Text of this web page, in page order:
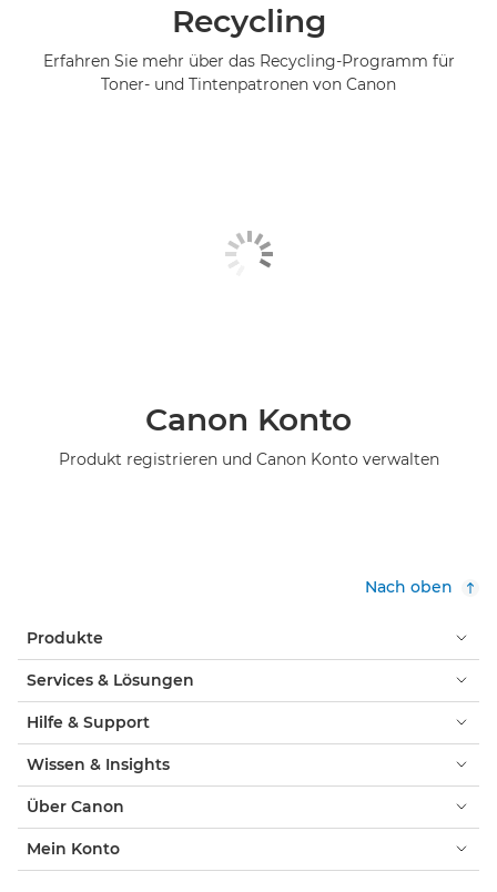
Recycling
Erfahren Sie mehr über das Recycling-Programm für
Toner- und Tintenpatronen von Canon
Canon Konto
Produkt registrieren und Canon Konto verwalten
Nach oben
Produkte
Services & Lösungen
Hilfe & Support
Wissen & Insights
Über Canon
Mein Konto